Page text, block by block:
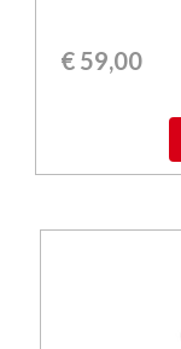
€ 59,00